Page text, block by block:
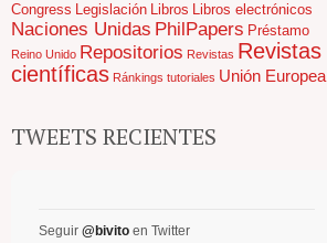
Congress Legislación Libros Libros electrónicos
Naciones Unidas PhilPapers Préstamo
Reino Unido Repositorios Revistas Revistas
científicas Ránkings tutoriales Unión Europea
TWEETS RECIENTES
Seguir @bivito en Twitter